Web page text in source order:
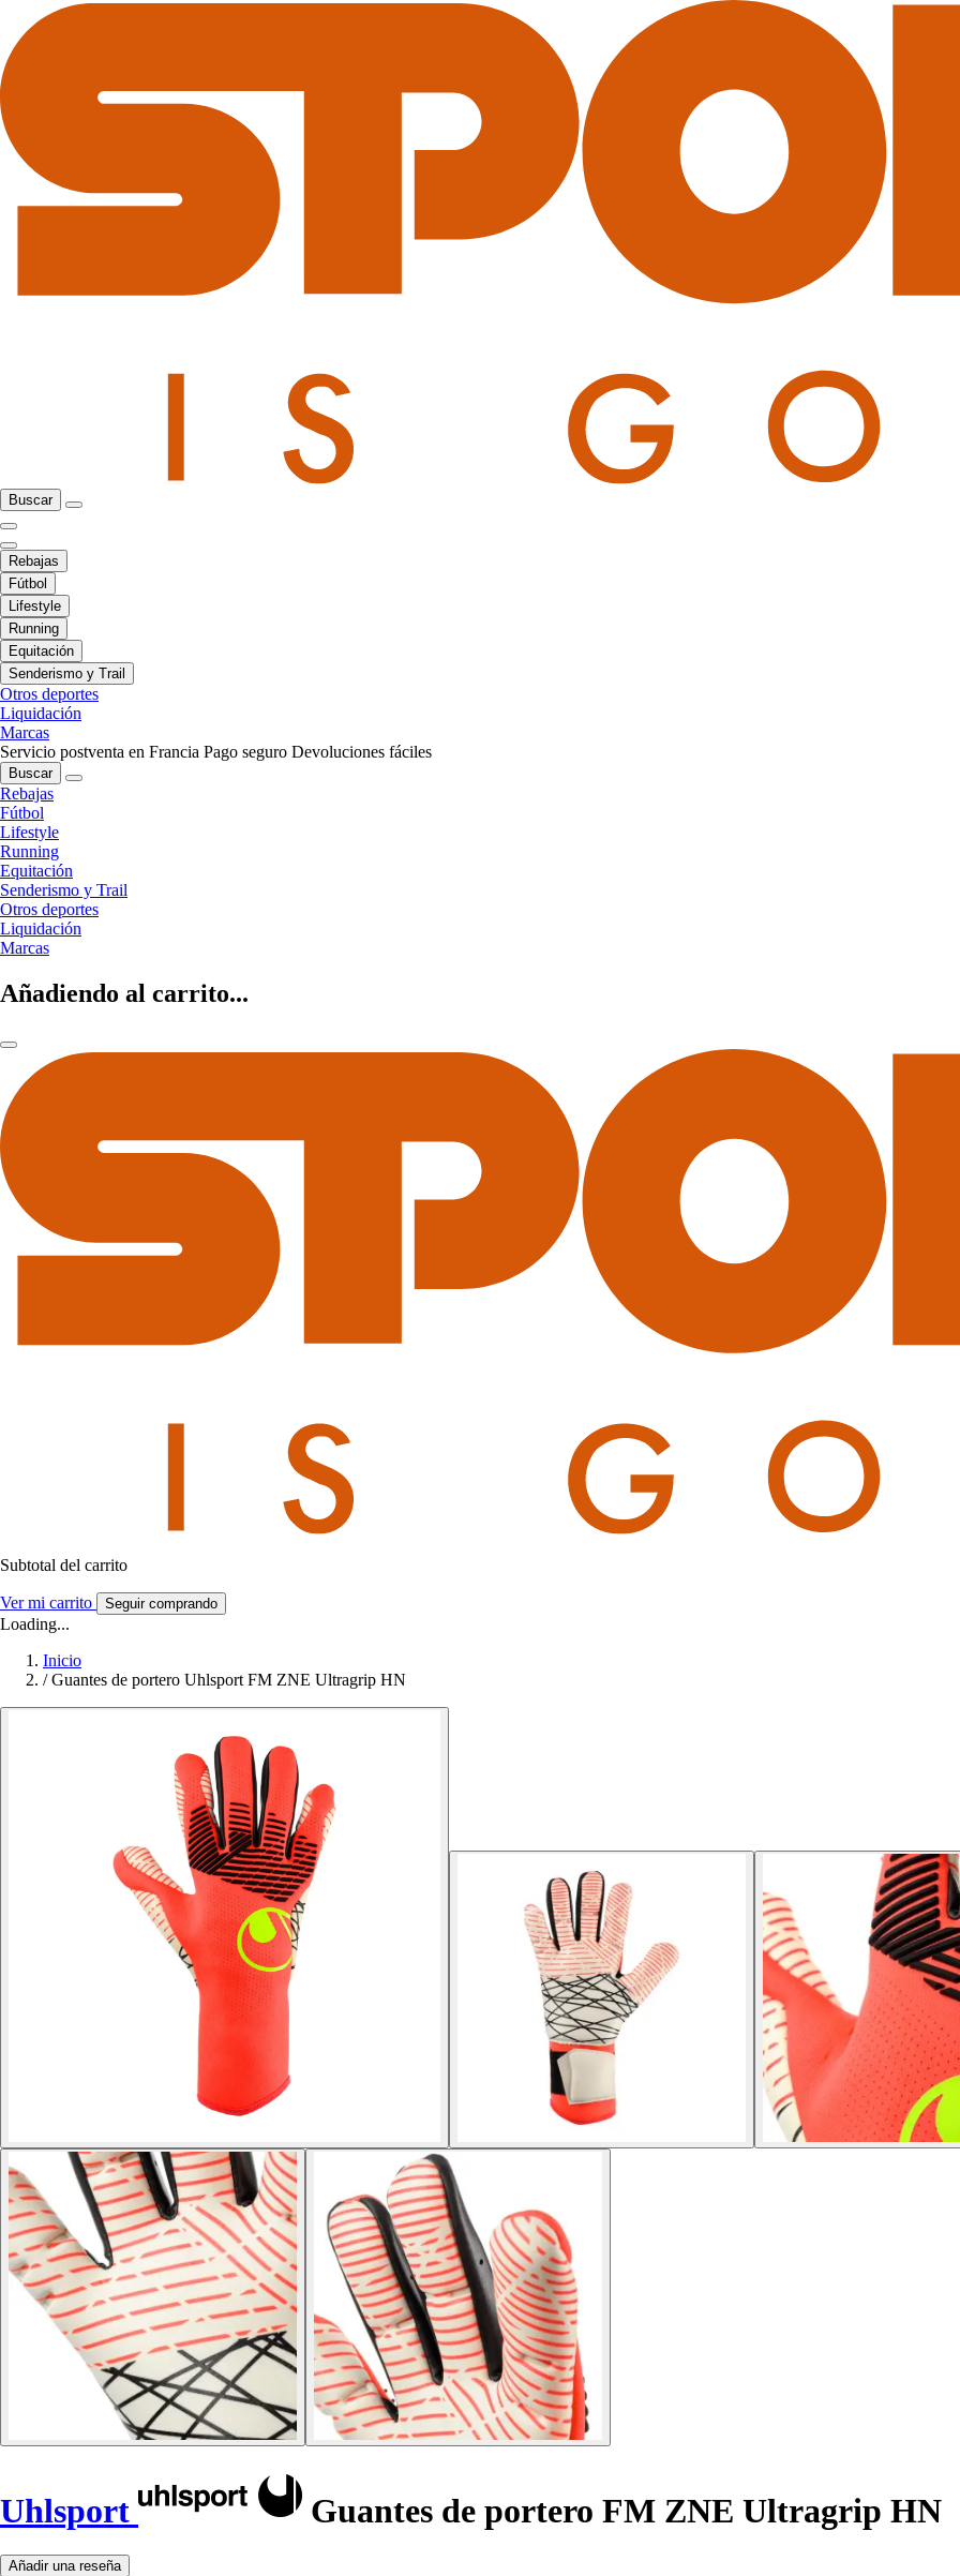
Buscar
Rebajas
Fútbol
Lifestyle
Running
Equitación
Senderismo y Trail
Otros deportes
Liquidación
Marcas
Servicio postventa en Francia Pago seguro Devoluciones fáciles
Buscar
Rebajas
Fútbol
Lifestyle
Running
Equitación
Senderismo y Trail
Otros deportes
Liquidación
Marcas
Añadiendo al carrito...
Subtotal del carrito
Ver mi carrito Seguir comprando
Loading...
Inicio
/ Guantes de portero Uhlsport FM ZNE Ultragrip HN
Uhlsport Guantes de portero FM ZNE Ultragrip HN
Añadir una reseña